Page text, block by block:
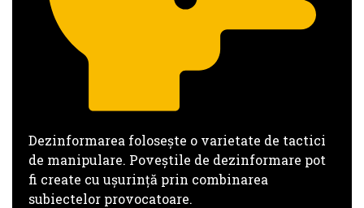
Dezinformarea folosește o varietate de tactici
de manipulare. Poveștile de dezinformare pot
fi create cu ușurință prin combinarea
subiectelor provocatoare.